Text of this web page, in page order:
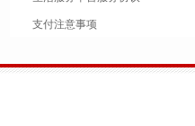
支付注意事项